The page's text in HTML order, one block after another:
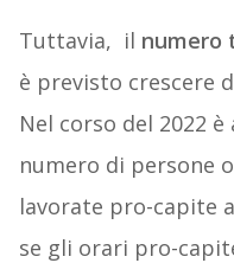
Tuttavia, il numero
è previsto crescere
Nel corso del 2022
numero di persone
lavorate pro-capite
se gli orari pro-